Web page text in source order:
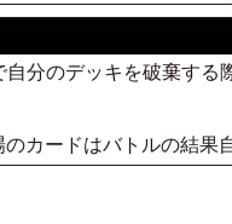
分のデッキを破棄す
カードはバトルの結